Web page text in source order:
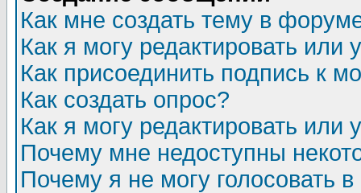
Как мне создать тему в
Как я могу редактировать или
Как присоединить подпись к
Как создать опрос?
Как я могу редактировать или
Почему мне недоступны
Почему я не могу голосовать